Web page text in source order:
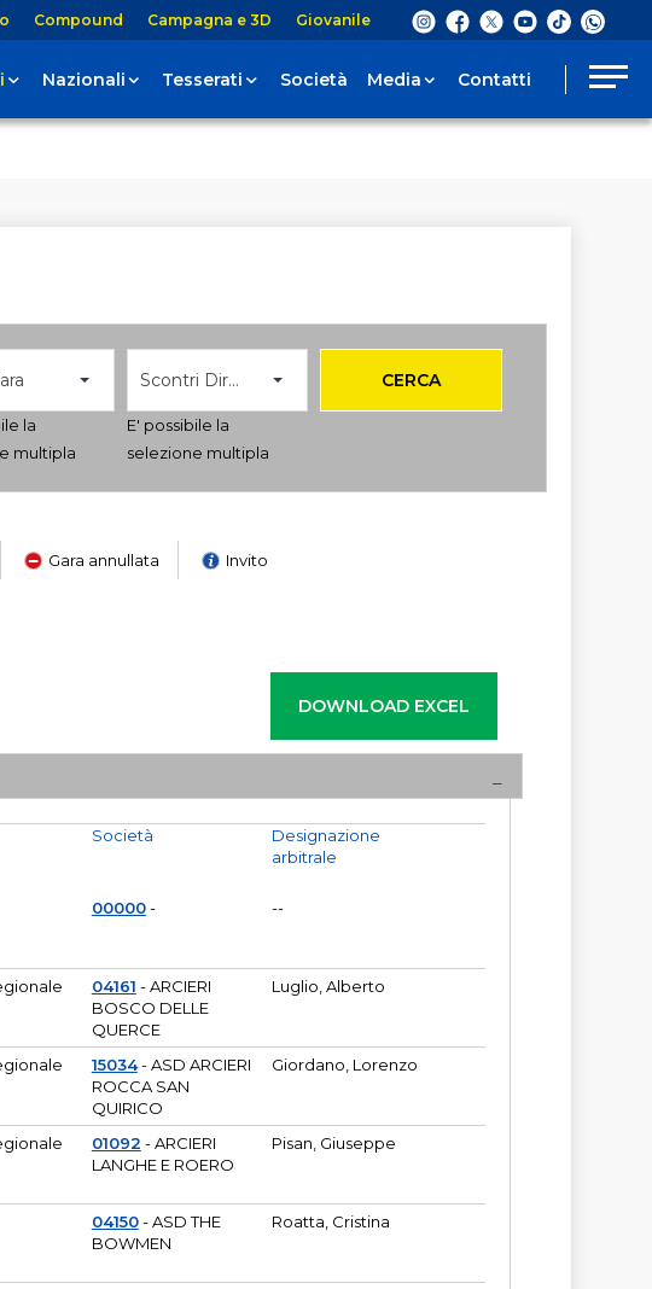
Compound Campagna e 3D Giovanile
Nazionali Tesserati Società Media Contatti
la
multipla
Scontri Diretti
E' possibile la
selezione multipla
CERCA
Gara annullata Invito
Società
00000-
Designazione
arbitrale
--
04161 - ARCIERI
BOSCO DELLE
QUERCE
Luglio, Alberto
15034- ASD ARCIERI
ROCCA SAN
QUIRICO
Giordano, Lorenzo
01092 - ARCIERI
LANGHE E ROERO
Pisan, Giuseppe
04150- ASD THE
BOWMEN
Roatta, Cristina